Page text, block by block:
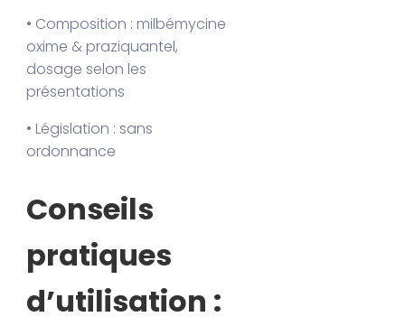
• Composition : milbémycine
oxime & praziquantel,
dosage selon les
présentations
• Législation : sans
ordonnance
Conseils
pratiques
d’utilisation :